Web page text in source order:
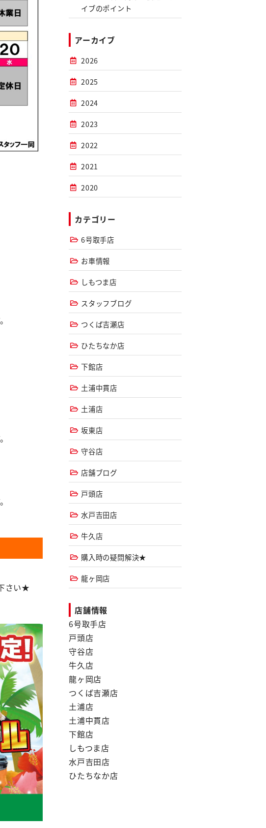
さい★
イブのポイント
アーカイブ
2026
2025
2024
2023
2022
2021
2020
カテゴリー
6号取手店
お車情報
しもつま店
スタッフブログ
つくば吉瀬店
ひたちなか店
下館店
土浦中貫店
土浦店
坂東店
守谷店
店舗ブログ
戸頭店
水戸吉田店
牛久店
購入時の疑問解決★
龍ヶ岡店
店舗情報
6号取手店
戸頭店
守谷店
牛久店
龍ヶ岡店
つくば吉瀬店
土浦店
土浦中貫店
下館店
しもつま店
水戸吉田店
ひたちなか店